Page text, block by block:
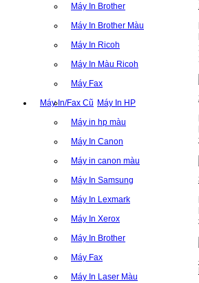
Máy In Brother
Máy In Brother Màu
Máy In Ricoh
Máy In Màu Ricoh
Máy Fax
Máy In/Fax Cũ Máy In HP
Máy in hp màu
Máy In Canon
Máy in canon màu
Máy In Samsung
Máy In Lexmark
Máy In Xerox
Máy In Brother
Máy Fax
Máy In Laser Màu